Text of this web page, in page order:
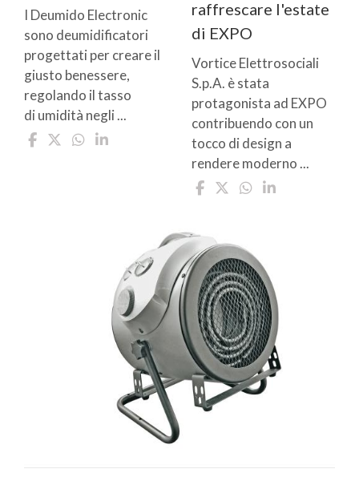
I Deumido Electronic
sono deumidificatori
progettati per creare il
giusto benessere,
regolando il tasso
di umidità negli ...
raffrescare l'estate
di EXPO
Vortice Elettrosociali
S.p.A. è stata
protagonista ad EXPO
contribuendo con un
tocco di design a
rendere moderno ...